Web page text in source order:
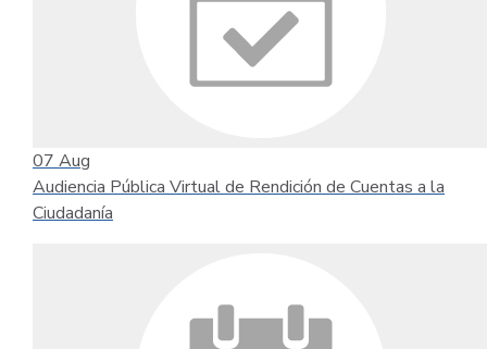
07 Aug
Audiencia Pública Virtual de Rendición de Cuentas a la
Ciudadanía